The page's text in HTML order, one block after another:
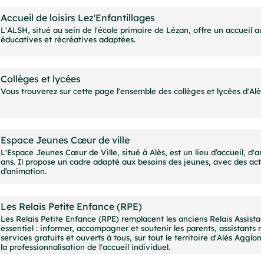
Accueil de loisirs Lez'Enfantillages
L'ALSH, situé au sein de l'école primaire de Lézan, offre un accueil
éducatives et récréatives adaptées.
Collèges et lycées
Vous trouverez sur cette page l'ensemble des collèges et lycées
Espace Jeunes Cœur de ville
L'Espace Jeunes Cœur de Ville, situé à Alès, est un lieu d’accueil,
ans. Il propose un cadre adapté aux besoins des jeunes, avec des
d’animation.
Les Relais Petite Enfance (RPE)
Les Relais Petite Enfance (RPE) remplacent les anciens Relais
essentiel : informer, accompagner et soutenir les parents,
services gratuits et ouverts à tous, sur tout le territoire d'Alès
la professionnalisation de l'accueil individuel.